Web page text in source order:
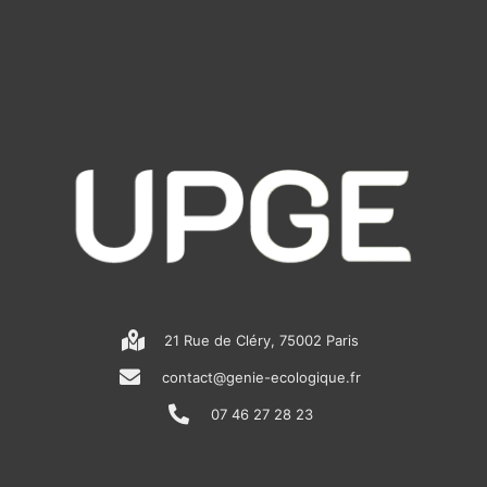
21 Rue de Cléry, 75002 Paris
contact@genie-ecologique.fr
07 46 27 28 23